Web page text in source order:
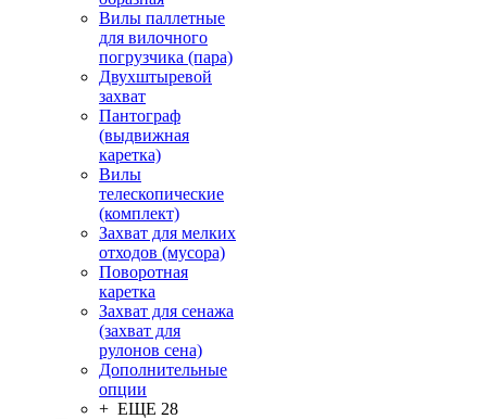
Вилы паллетные
для вилочного
погрузчика (пара)
Двухштыревой
захват
Пантограф
(выдвижная
каретка)
Вилы
телескопические
(комплект)
Захват для мелких
отходов (мусора)
Поворотная
каретка
Захват для сенажа
(захват для
рулонов сена)
Дополнительные
опции
+ ЕЩЕ 28